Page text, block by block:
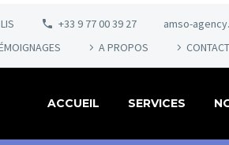
+33 9 77 00 39 27
amso-
A PROPOS CONTACT
ACCUEIL SERVICES